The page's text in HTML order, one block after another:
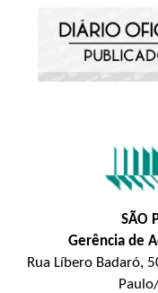
SÃO
Gerência de
Rua Líbero Badaró,